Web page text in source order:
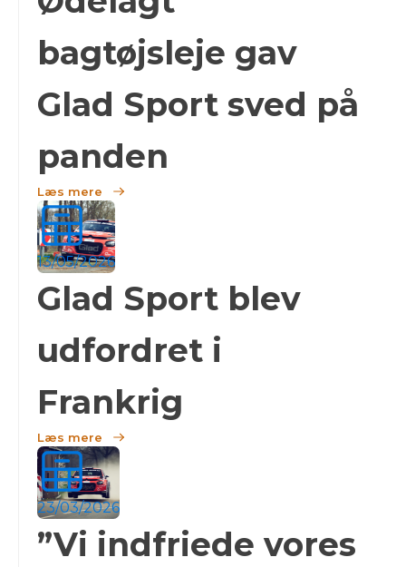
bagtøjsleje gav
Glad Sport sved på
panden
Læs mere
13/05/2026
Glad Sport blev
udfordret i
Frankrig
Læs mere
23/03/2026
”Vi indfriede vores